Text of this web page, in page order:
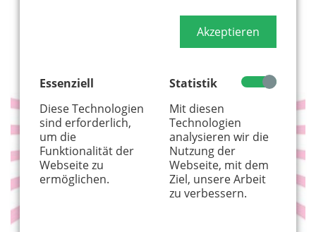
Akzeptieren
Essenziell
Diese Technologien
sind erforderlich,
um die
Funktionalität der
Webseite zu
ermöglichen.
Statistik
Mit diesen
Technologien
analysieren wir die
Nutzung der
Webseite, mit dem
Ziel, unsere Arbeit
zu verbessern.
BABY